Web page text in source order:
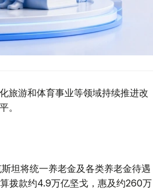
旅游和体育事业等领域持续推进改
。
坦将统一养老金及各类养老金待遇
拨款约4.9万亿坚戈，惠及约260万